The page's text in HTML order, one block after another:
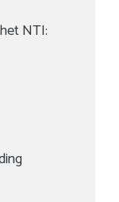
NTI: